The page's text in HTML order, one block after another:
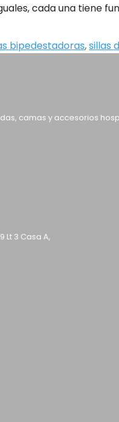
cada una tiene
bipedestadoras,sillas
camas y accesorios
Lt 3 Casa A,